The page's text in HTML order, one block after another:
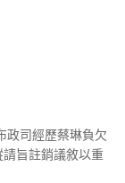
政司經歷蔡琳負欠
旨註銷議敘以重